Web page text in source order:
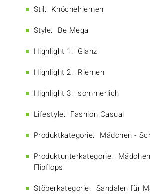
Stil: Knöchelriemen
Style: Be Mega
Highlight 1: Glanz
Highlight 2: Riemen
Highlight 3: sommerlich
Lifestyle: Fashion Casual
Produktkategorie: Mädchen -
Produktunterkategorie:
Flipflops
Stöberkategorie: Sandalen für